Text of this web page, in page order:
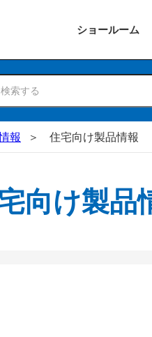
ショールーム
報 住宅向け製品情報
向け製品